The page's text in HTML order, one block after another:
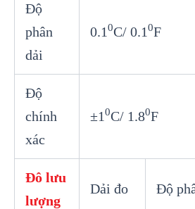
Độ
phân
dải
0.10C/ 0.10F
Độ
chính
xác
±10C/ 1.80F
Đô lưu
lượng
Dải đo Độ